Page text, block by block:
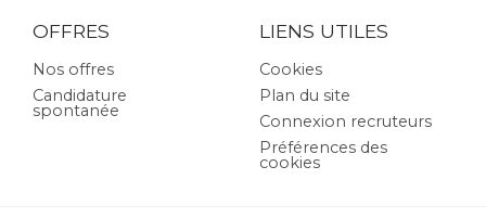
OFFRES
Nos offres
Candidature
spontanée
LIENS UTILES
Cookies
Plan du site
Connexion recruteurs
Préférences des
cookies